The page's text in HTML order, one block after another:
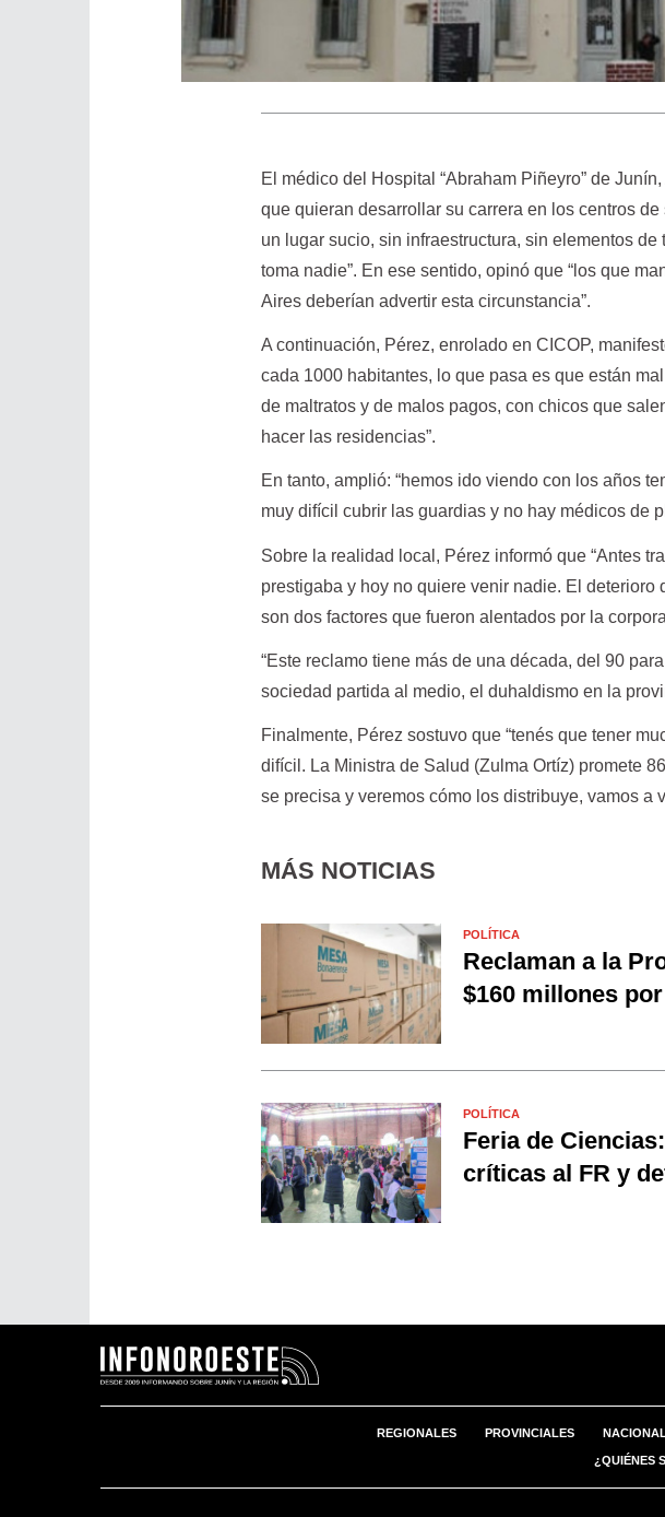
El médico del Hospital “Abraham Piñeyro” de
que quieran desarrollar su carrera en los centros
un lugar sucio, sin infraestructura, sin elementos
toma nadie”. En ese sentido, opinó que “los que
Aires deberían advertir esta circunstancia”.
A continuación, Pérez, enrolado en CICOP,
cada 1000 habitantes, lo que pasa es que están
de maltratos y de malos pagos, con chicos que
hacer las residencias”.
En tanto, amplió: “hemos ido viendo con los años
muy difícil cubrir las guardias y no hay médicos de
Sobre la realidad local, Pérez informó que “Antes
prestigaba y hoy no quiere venir nadie. El
son dos factores que fueron alentados por la
“Este reclamo tiene más de una década, del 90
sociedad partida al medio, el duhaldismo en la
Finalmente, Pérez sostuvo que “tenés que tener
difícil. La Ministra de Salud (Zulma Ortíz) promete
se precisa y veremos cómo los distribuye, vamos a
MÁS NOTICIAS
POLÍTICA
Reclaman a la
$160 millones
POLÍTICA
Feria de
críticas al FR y
REGIONALES PROVINCIALES
¿QUIÉNES